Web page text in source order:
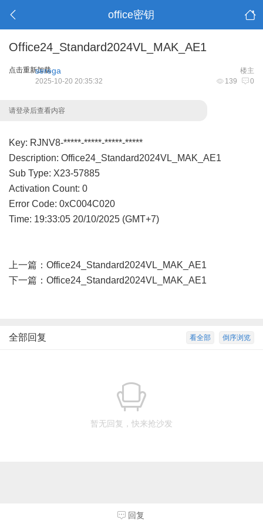
office密钥
Office24_Standard2024VL_MAK_AE1
点击重新加载 楼主
serega
139 0
2025-10-20 20:35:32
请登录后查看内容
Key: RJNV8-*****-*****-*****-*****
Description: Office24_Standard2024VL_MAK_AE1
Sub Type: X23-57885
Activation Count: 0
Error Code: 0xC004C020
Time: 19:33:05 20/10/2025 (GMT+7)
上一篇： Office24_Standard2024VL_MAK_AE1
下一篇： Office24_Standard2024VL_MAK_AE1
倒序浏览
看全部
全部回复
暂无回复，快来抢沙发
回复